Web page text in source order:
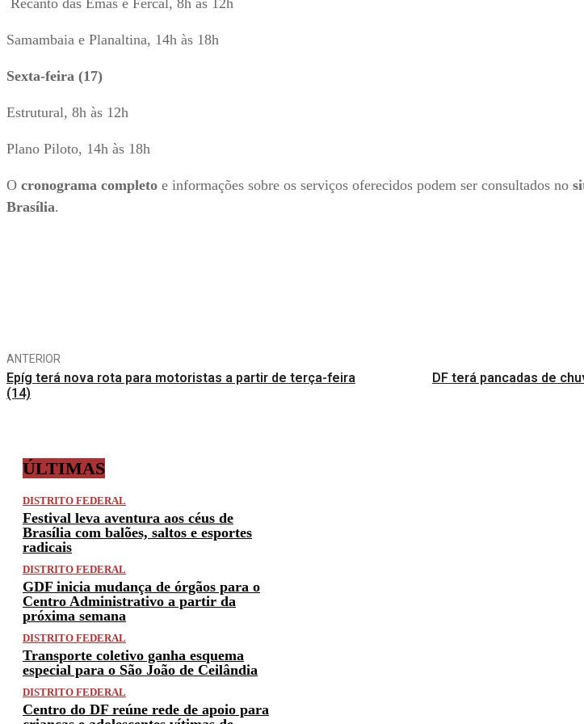
Samambaia e Planaltina, 14h às 18h
Sexta-feira (17)
Estrutural, 8h às 12h
Plano Piloto, 14h às 18h
O cronograma completo e informações sobre os serviços oferecidos podem ser consultados no
Brasília.
ANTERIOR
Epíg terá nova rota para motoristas a partir de terça-feira
(14)
DF terá pancadas de
ÚLTIMAS
DISTRITO FEDERAL
Festival leva aventura aos céus de
Brasília com balões, saltos e esportes
radicais
DISTRITO FEDERAL
GDF inicia mudança de órgãos para o
Centro Administrativo a partir da
próxima semana
DISTRITO FEDERAL
Transporte coletivo ganha esquema
especial para o São João de Ceilândia
DISTRITO FEDERAL
Centro do DF reúne rede de apoio para